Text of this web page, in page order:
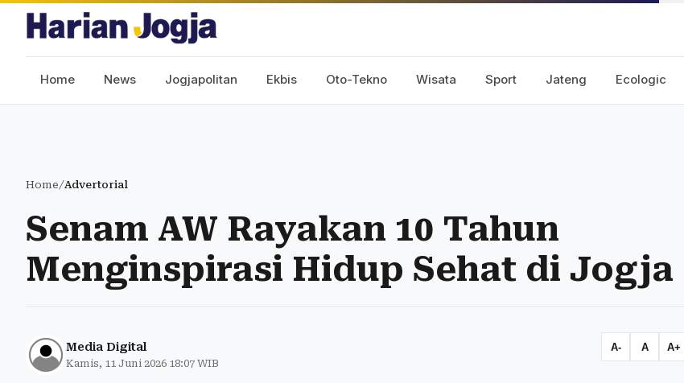
Home News Jogjapolitan Ekbis Oto-Tekno Wisata Sport Jateng Ecologic
Home/Advertorial
Senam AW Rayakan 10 Tahun
Menginspirasi Hidup Sehat di Jogja
Media Digital
Kamis, 11 Juni 2026 18:07 WIB
A- A A+